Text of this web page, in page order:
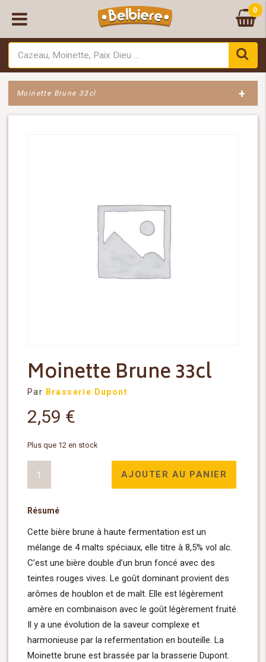
0
Moinette Brune 33cl +
Moinette Brune 33cl
Par Brasserie Dupont
2,59 €
Plus que 12 en stock
Brune
33cl
AJOUTER AU PANIER
Résumé
Cette bière brune à haute fermentation est un
mélange de 4 malts spéciaux, elle titre à 8,5% vol alc.
C’est une bière double d’un brun foncé avec des
teintes rouges vives. Le goût dominant provient des
arômes de houblon et de malt. Elle est légèrement
amère en combinaison avec le goût légèrement fruité.
Il y a une évolution de la saveur complexe et
harmonieuse par la refermentation en bouteille. La
Moinette brune est brassée par la brasserie Dupont.